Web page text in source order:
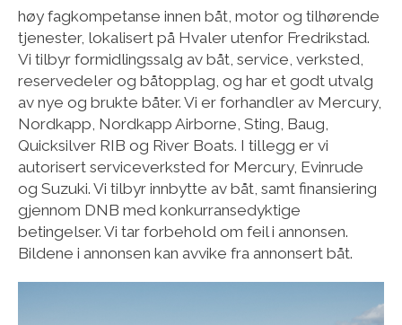
høy fagkompetanse innen båt, motor og tilhørende
tjenester, lokalisert på Hvaler utenfor Fredrikstad.
Vi tilbyr formidlingssalg av båt, service, verksted,
reservedeler og båt­opplag, og har et godt utvalg
av nye og brukte båter. Vi er forhandler av Mercury,
Nordkapp, Nordkapp Airborne, Sting, Baug,
Quicksilver RIB og River Boats. I tillegg er vi
autorisert serviceverksted for Mercury, Evinrude
og Suzuki. Vi tilbyr innbytte av båt, samt finansiering
gjennom DNB med konkurransedyktige
betingelser. Vi tar forbehold om feil i annonsen.
Bildene i annonsen kan avvike fra annonsert båt.